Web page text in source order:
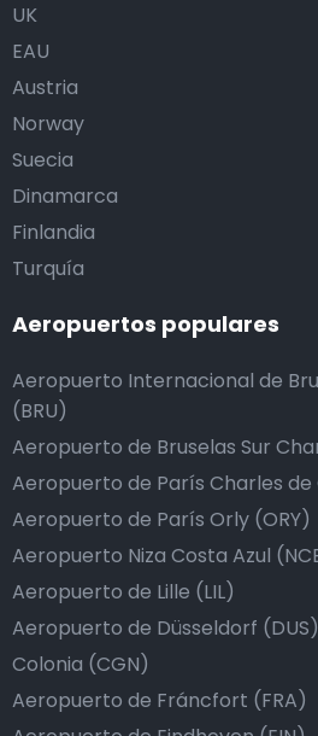
UK
EAU
Austria
Norway
Suecia
Dinamarca
Finlandia
Turquía
Aeropuertos populares
Aeropuerto Internacional de
(BRU)
Aeropuerto de Bruselas Sur
Aeropuerto de París Charles de
Aeropuerto de París Orly (ORY)
Aeropuerto Niza Costa Azul
Aeropuerto de Lille (LIL)
Aeropuerto de Düsseldorf (DUS)
Colonia (CGN)
Aeropuerto de Fráncfort (FRA)